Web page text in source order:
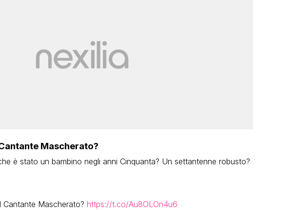
Mascherato?
è stato un bambino negli anni Cinquanta? Un settantenne robusto?
Cantante Mascherato? https://t.co/Au8OLOn4u6